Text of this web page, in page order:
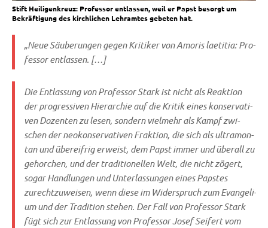
Stift Heiligenkreuz: Professor entlassen, weil er Papst besorgt um
Bekräftigung des kirchlichen Lehramtes gebeten hat.
„Neue Säu­be­run­gen gegen Kri­ti­ker von Amo­ris lae­ti­tia: Pro­
fes­sor entlassen. […]
Die Ent­las­sung von Pro­fes­sor Stark ist nicht als Reak­ti­on
der pro­gres­si­ven Hier­ar­chie auf die Kri­tik eines kon­ser­va­ti­
ven Dozen­ten zu lesen, son­dern viel­mehr als Kampf zwi­
schen der neo­kon­ser­va­ti­ven Frak­ti­on, die sich als ultra­mon­
tan und über­eif­rig erweist, dem Papst immer und über­all zu
gehor­chen, und der tra­di­tio­nel­len Welt, die nicht zögert,
sogar Hand­lun­gen und Unter­las­sun­gen eines Pap­stes
zurecht­zu­wei­sen, wenn die­se im Wider­spruch zum Evan­ge­li­
um und der Tra­di­ti­on ste­hen. Der Fall von Pro­fes­sor Stark
fügt sich zur Ent­las­sung von Pro­fes­sor Josef Sei­fert vom